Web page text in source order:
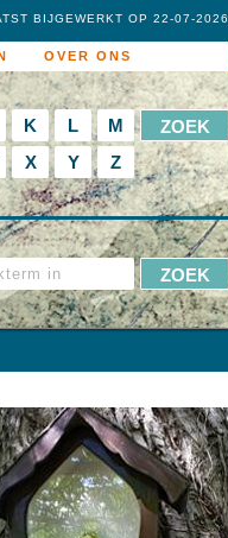
OVER ONS
BIJGEWERKT OP 22-07-2026
K L
M
X Y Z